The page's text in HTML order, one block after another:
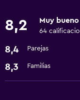
Lavandería
Servicios de
Servicios básicos
8,2 Muy bueno
64
8,4 Parejas
8,3 Familias